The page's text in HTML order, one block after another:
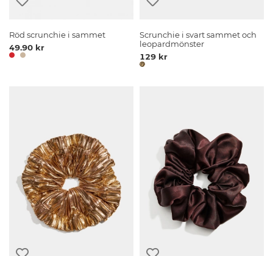
Röd scrunchie i sammet
49.90 kr
Scrunchie i svart sammet och
leopardmönster
129 kr